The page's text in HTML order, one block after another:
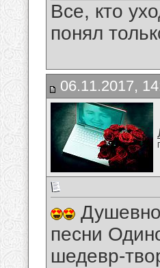
Все, кто
понял
06.11.2017,
песни
шедевр-